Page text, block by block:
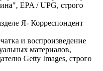
EPA / UPG, строго
Я- Корреспондент
и воспроизведение
материалов,
Getty Images, строго